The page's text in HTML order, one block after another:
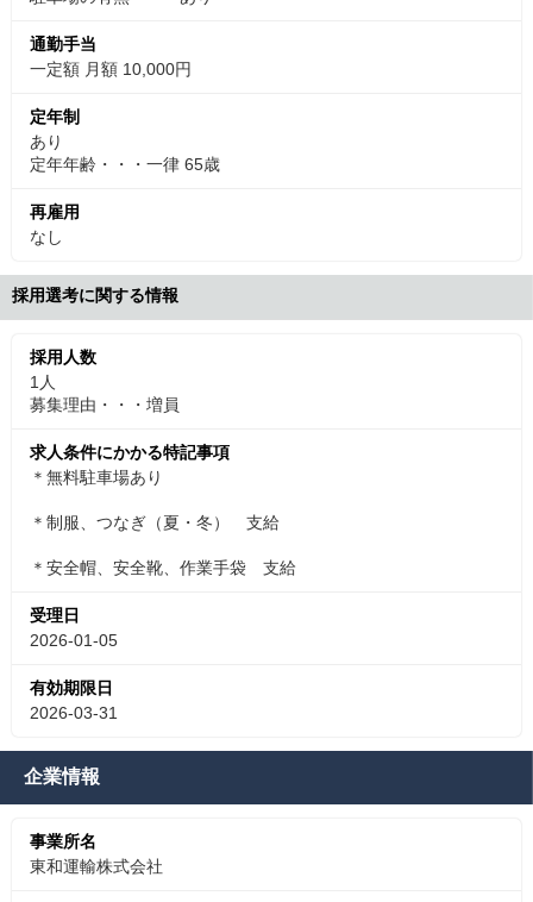
通勤手当
一定額 月額 10,000円
定年制
あり
定年年齢・・・一律 65歳
再雇用
なし
採用選考に関する情報
採用人数
1人
募集理由・・・増員
求人条件にかかる特記事項
＊無料駐車場あり
＊制服、つなぎ（夏・冬） 支給
＊安全帽、安全靴、作業手袋 支給
受理日
2026-01-05
有効期限日
2026-03-31
企業情報
事業所名
東和運輸株式会社